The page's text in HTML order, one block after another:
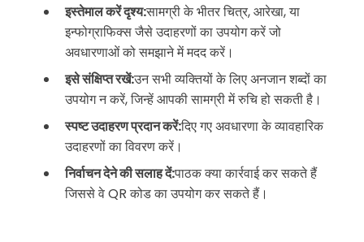
इस्तेमाल करें दृश्य:सामग्री के भीतर चित्र, आरेखा, या
इन्फोग्राफिक्स जैसे उदाहरणों का उपयोग करें जो
अवधारणाओं को समझाने में मदद करें।
इसे संक्षिप्त रखें:उन सभी व्यक्तियों के लिए अनजान शब्दों का
उपयोग न करें, जिन्हें आपकी सामग्री में रुचि हो सकती है।
स्पष्ट उदाहरण प्रदान करें:दिए गए अवधारणा के व्यावहारिक
उदाहरणों का विवरण करें।
निर्वाचन देने की सलाह दें:पाठक क्या कार्रवाई कर सकते हैं
जिससे वे QR कोड का उपयोग कर सकते हैं।